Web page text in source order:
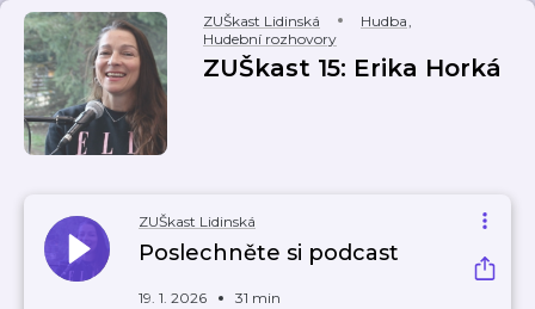
ZUŠkast Lidinská Hudba,
Hudební rozhovory
ZUŠkast 15: Erika Horká
ZUŠkast Lidinská
Poslechněte si podcast
19. 1. 2026 31 min